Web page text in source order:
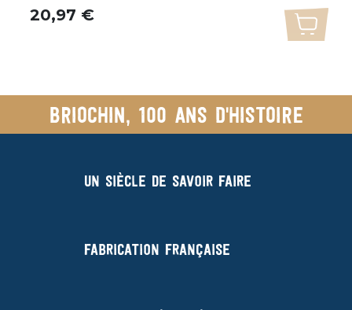
au panier
Prix
20,97 €
Briochin, 100 ans d'histoire
Un siècle de savoir faire
Fabrication française